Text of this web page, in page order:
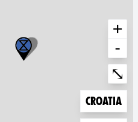
+
-
⤡
Zoom to
Croatia